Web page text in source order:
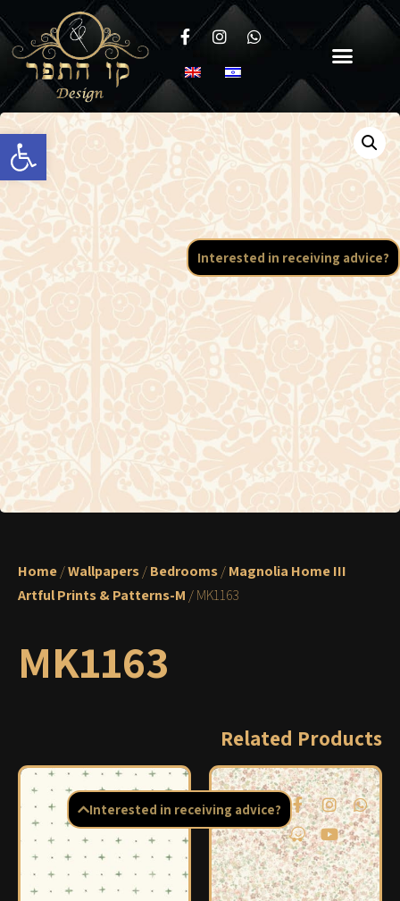
Open toolbar
Home/Wallpapers/Bedrooms/Magnolia Home III
Artful Prints & Patterns-M / MK1163
MK1163
Related Products
Interested in receiving advice?
Interested in receiving advice?